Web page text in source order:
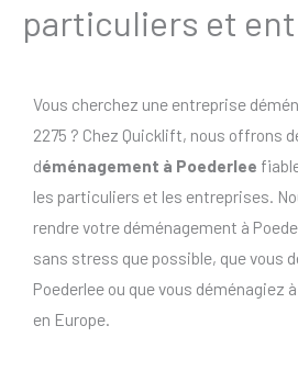
particuliers et
Vous cherchez une entreprise
2275 ? Chez Quicklift, nous offrons
déménagement à Poederlee
les particuliers et les entreprises.
rendre votre déménagement à
sans stress que possible, que vous
Poederlee ou que vous déménagiez
en Europe.